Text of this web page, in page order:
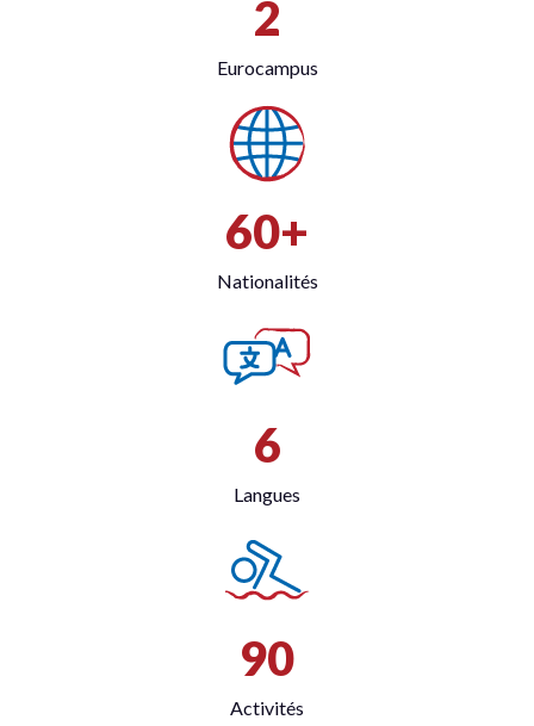
2
Eurocampus
60+
Nationalités
6
Langues
90
Activités